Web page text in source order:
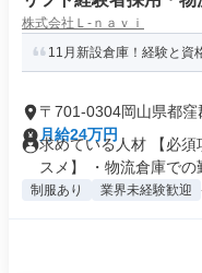
株式会社Ｌ‐ｎａｖｉ
11月新設倉庫！経験と資
〒701-0304岡山県都窪
月給24万円
求めている人材 【必
スメ】 ・物流倉庫での
制服あり 業界未経験歓迎